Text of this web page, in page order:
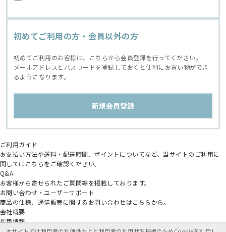
初めてご利用の方・会員以外の方
初めてご利用のお客様は、こちらから会員登録を行ってください。
メールアドレスとパスワードを登録しておくと便利にお買い物ができ
るようになります。
ご利用ガイド
お支払い方法や送料・配送時間、ポイントについてなど、当サイトのご利用に
関してはこちらをご確認ください。
Q&A
お客様から寄せられたご質問等を掲載しております。
お問い合わせ・ユーザーサポート
商品の仕様、通信販売に関するお問い合わせはこちらから。
会社概要
採用情報